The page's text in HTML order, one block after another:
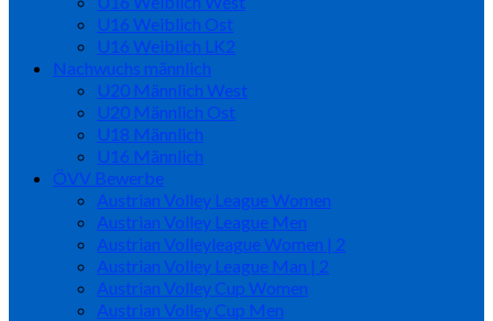
U16 Weiblich Ost
U16 Weiblich LK2
Nachwuchs männlich
U20 Männlich West
U20 Männlich Ost
U18 Männlich
U16 Männlich
ÖVV Bewerbe
Austrian Volley League Women
Austrian Volley League Men
Austrian Volleyleague Women | 2
Austrian Volley League Man | 2
Austrian Volley Cup Women
Austrian Volley Cup Men